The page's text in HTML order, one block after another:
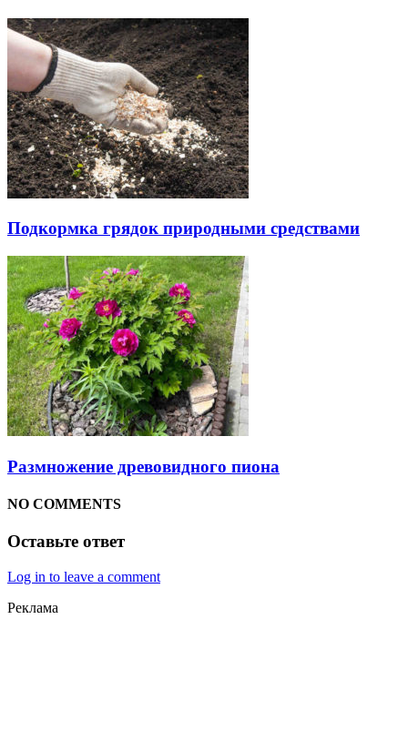
Подкормка грядок природными средствами
Размножение древовидного пиона
NO COMMENTS
Оставьте ответ
Log in to leave a comment
Реклама